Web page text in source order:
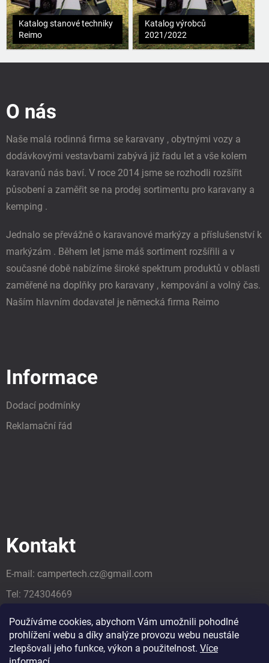
Používáme cookies, abychom Vám umožnili pohodlné
prohlížení webu a díky analýze provozu webu neustále
zlepšovali jeho funkce, výkon a použitelnost. Více
Katalog stanové techniky
Reimo
Katalog výrobců
2021/2022
O nás
Naše malá rodinná firma se karavany , obytnými vozy a
dodávkovými vestavbami zabývá již řadu let a vše kolem
karavanů nás baví. V roce 2014 jsme se rozhodli rozšířit
působení a zaměřit se na prodej sortimentu pro karavany a
kemping .
Jednalo se převážně o karavanové markýzy a příslušenství k
markýzám . Během let jsme máš sortiment rozšířili a v
současné době nabízíme široké spektrum produktů v oblasti
zaměřené na doplňky pro karavany , kempování a volný čas.
Naším hlavním dodavatel je německá firma Reimo
Informace
Dodací podmínky
Reklamační řád
Kontakt
E-mail: campertech.cz@gmail.com
Tel: 724304669